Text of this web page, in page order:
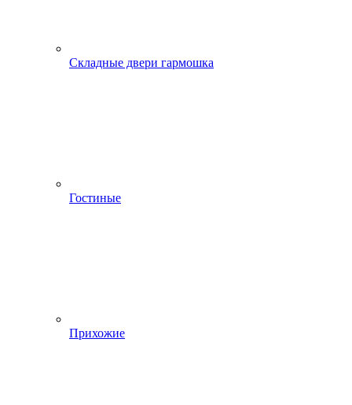
Складные двери гармошка
Гостиные
Прихожие